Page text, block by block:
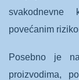
svakodnevne
povećanim
Posebno je
proizvodima,